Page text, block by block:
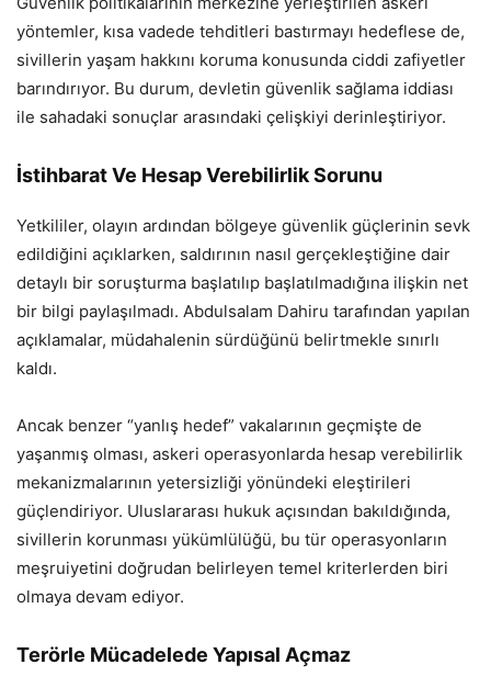
yöntemler, kısa vadede tehditleri bastırmayı hedeflese de,
sivillerin yaşam hakkını koruma konusunda ciddi zafiyetler
barındırıyor. Bu durum, devletin güvenlik sağlama iddiası
ile sahadaki sonuçlar arasındaki çelişkiyi derinleştiriyor.
İstihbarat Ve Hesap Verebilirlik Sorunu
Yetkililer, olayın ardından bölgeye güvenlik güçlerinin sevk
edildiğini açıklarken, saldırının nasıl gerçekleştiğine dair
detaylı bir soruşturma başlatılıp başlatılmadığına ilişkin net
bir bilgi paylaşılmadı. Abdulsalam Dahiru tarafından yapılan
açıklamalar, müdahalenin sürdüğünü belirtmekle sınırlı
kaldı.
Ancak benzer “yanlış hedef” vakalarının geçmişte de
yaşanmış olması, askeri operasyonlarda hesap verebilirlik
mekanizmalarının yetersizliği yönündeki eleştirileri
güçlendiriyor. Uluslararası hukuk açısından bakıldığında,
sivillerin korunması yükümlülüğü, bu tür operasyonların
meşruiyetini doğrudan belirleyen temel kriterlerden biri
olmaya devam ediyor.
Terörle Mücadelede Yapısal Açmaz